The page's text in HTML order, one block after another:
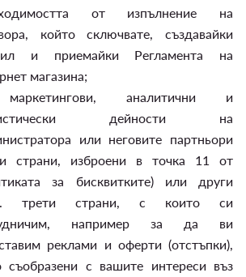
от изпълнение на
който сключвате, създавайки
и приемайки Регламента на
магазина;
аналитични и
дейности на
или неговите партньори
страни, изброени в точка 11 от
за бисквитките) или други
трети страни, с които си
например за да ви
реклами и оферти (отстъпки),
съобразени с вашите интереси въз